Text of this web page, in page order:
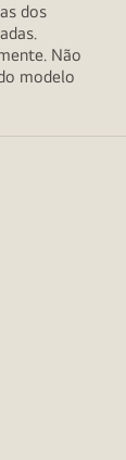
dos
Não
modelo